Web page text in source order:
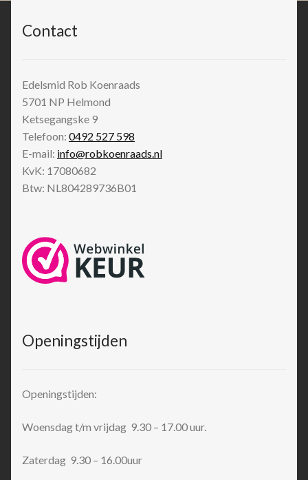
Contact
Edelsmid Rob Koenraads
5701 NP Helmond
Ketsegangske 9
Telefoon: 0492 527 598
E-mail: info@robkoenraads.nl
KvK: 17080682
Btw: NL804289736B01
Openingstijden
Openingstijden:
Woensdag t/m vrijdag 9.30 – 17.00 uur.
Zaterdag 9.30 – 16.00uur